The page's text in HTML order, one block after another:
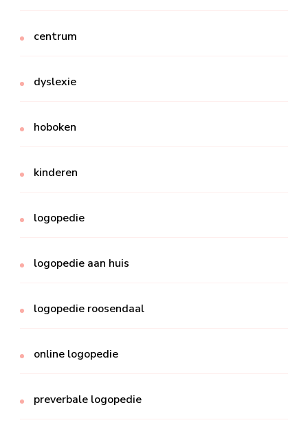
centrum
dyslexie
hoboken
kinderen
logopedie
logopedie aan huis
logopedie roosendaal
online logopedie
preverbale logopedie